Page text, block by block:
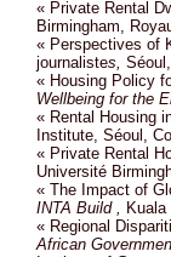
« Private Rental
Birmingham,
« Perspectives of
journalistes,
« Housing Policy
Wellbeing for the
« Rental Housing
Institute, Séoul,
« Private Rental
Université
« The Impact of
INTA Build ,
« Regional
African